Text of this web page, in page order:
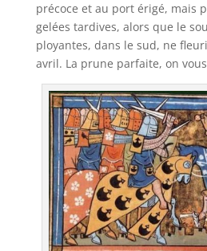
précoce et au port érigé, mais
gelées tardives, alors que le
ployantes, dans le sud, ne
avril. La prune parfaite, on